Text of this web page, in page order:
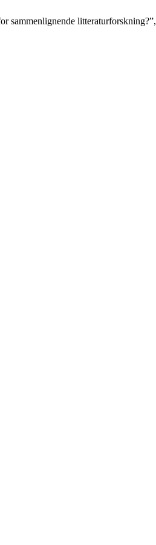
sammenlignende litteraturforskning?”,